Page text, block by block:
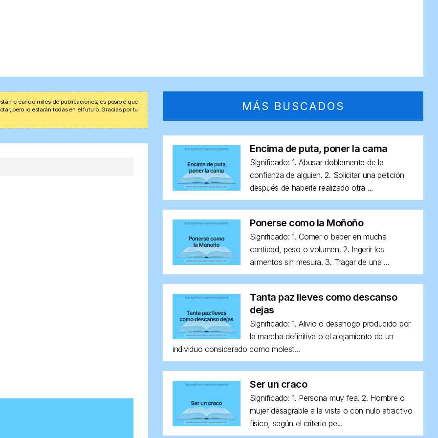
creando miles de publicaciones, es posible que
pero lo estarán todas en el futuro. Gracias por tu
MÁS BUSCADOS
Encima de puta, poner la cama
Significado: 1. Abusar doblemente de la
confianza de alguien. 2. Solicitar una petición
después de haberle realizado otra ...
Ponerse como la Moñoño
Significado: 1. Comer o beber en mucha
cantidad, peso o volumen. 2. Ingerir los
alimentos sin mesura. 3. Tragar de una ...
Tanta paz lleves como descanso
dejas
Significado: 1. Alivio o desahogo producido por
la marcha definitiva o el alejamiento de un
individuo considerado como molest...
Ser un craco
Significado: 1. Persona muy fea. 2. Hombre o
mujer desagrable a la vista o con nulo atractivo
físico, según el criterio pe...